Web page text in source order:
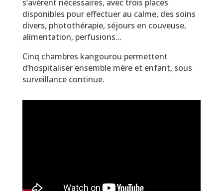
s’avèrent nécessaires, avec trois places
disponibles pour effectuer au calme, des soins
divers, photothérapie, séjours en couveuse,
alimentation, perfusions…
Cinq chambres kangourou permettent
d’hospitaliser ensemble mère et enfant, sous
surveillance continue.